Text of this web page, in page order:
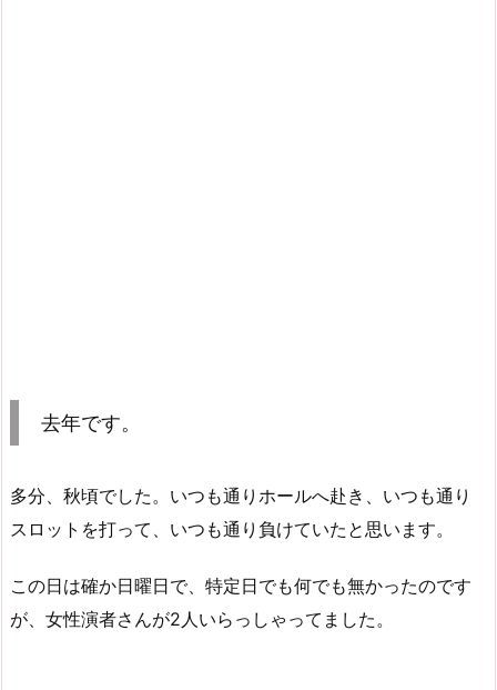
去年です。
多分、秋頃でした。いつも通りホールへ赴き、いつも通り
スロットを打って、いつも通り負けていたと思います。
この日は確か日曜日で、特定日でも何でも無かったのです
が、女性演者さんが2人いらっしゃってました。